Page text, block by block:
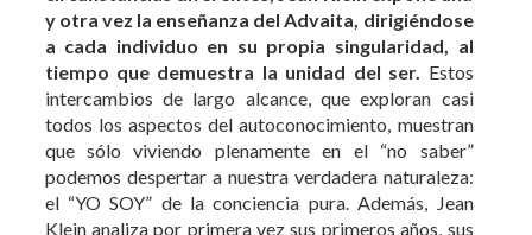
a cada individuo en su propia singularidad, al
tiempo que demuestra la unidad del ser.Estos
intercambios de largo alcance, que exploran casi
todos los aspectos del autoconocimiento, muestran
que sólo viviendo plenamente en el “no saber”
podemos despertar a nuestra verdadera naturaleza:
el “YO SOY” de la conciencia pura. Además, Jean
Klein analiza por primera vez sus primeros años, sus
encuentros con su maestro en la india y el momento